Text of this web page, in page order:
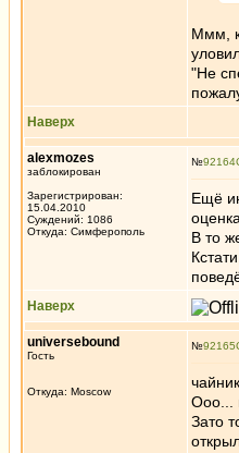
Ммм,
"Не
Наверх
alexmozes
заблокирован
Зарегистрирован:
15.04.2010
Суждений: 1086
Откуда: Симферополь
№92164
Ещё
В то
Наверх
universebound
Гость
Откуда: Moscow
№92165
Ооо...
Зато